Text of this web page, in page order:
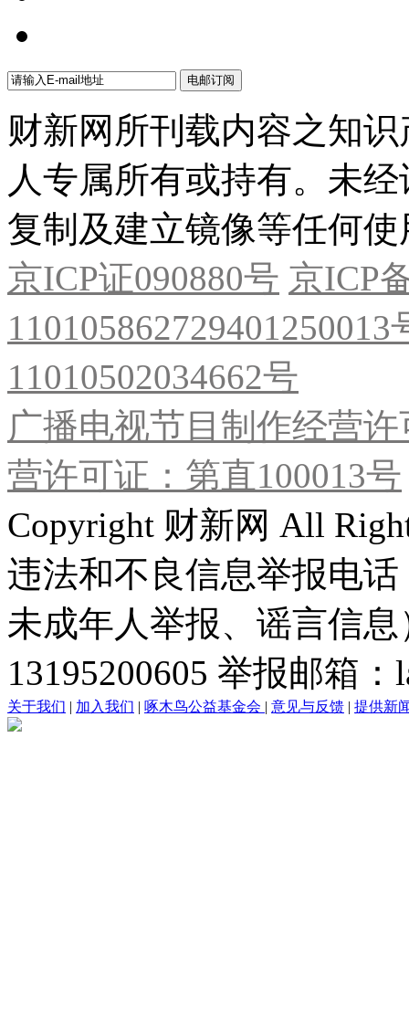
财新网所刊载内容之知
人专属所有或持有。未
复制及建立镜像等任何使
京ICP证090880号 京ICP
11010502034662号
广播电视节目制作经营
营许可证：第直100013号
Copyright 财新网 All
违法和不良信息举报电
未成年人举报、谣言信
13195200605 举报邮箱
关于我们 | 加入我们 | 啄木鸟公益基金会 | 意见与反馈 | 提供新